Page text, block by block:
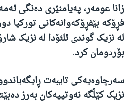
زانا عومەر، پەیامنێری دەنگی
فڕۆکە بێفڕۆکەوانەکانی تورکیا
لە نزیک گوندی ئلئۆدا لە نزیک
بۆردومان کرد.
سەرچاوەیەکی تایبەت
نزیک کێڵگە نەوتییەکان بەرز